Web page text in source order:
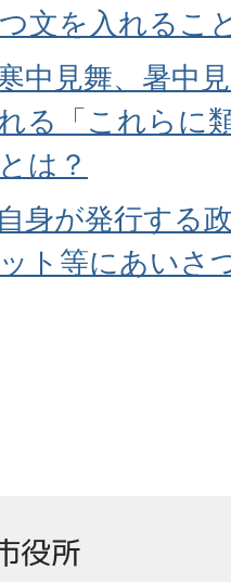
文を入れるこ
中見舞、暑中
る「これらに
は？
身が発行する
ト等にあいさ